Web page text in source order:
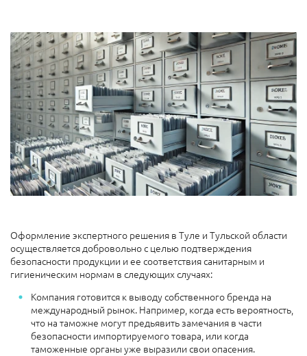
Оформление экспертного решения в Туле и Тульской области
осуществляется добровольно с целью подтверждения
безопасности продукции и ее соответствия санитарным и
гигиеническим нормам в следующих случаях:
Компания готовится к выводу собственного бренда на
международный рынок. Например, когда есть вероятность,
что на таможне могут предьявить замечания в части
безопасности импортируемого товара, или когда
таможенные органы уже выразили свои опасения.